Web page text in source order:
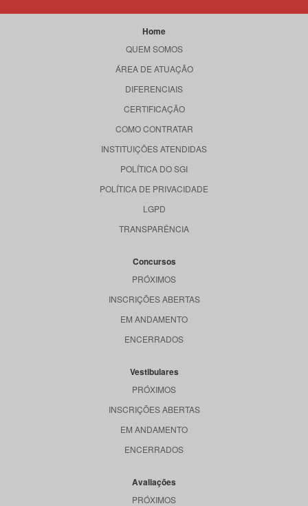
Home
QUEM SOMOS
ÁREA DE ATUAÇÃO
DIFERENCIAIS
CERTIFICAÇÃO
COMO CONTRATAR
INSTITUIÇÕES ATENDIDAS
POLÍTICA DO SGI
POLÍTICA DE PRIVACIDADE
LGPD
TRANSPARÊNCIA
Concursos
PRÓXIMOS
INSCRIÇÕES ABERTAS
EM ANDAMENTO
ENCERRADOS
Vestibulares
PRÓXIMOS
INSCRIÇÕES ABERTAS
EM ANDAMENTO
ENCERRADOS
Avaliações
PRÓXIMOS